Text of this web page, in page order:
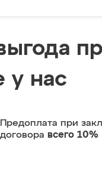
у нас
Предоплата при
договора всего 10%